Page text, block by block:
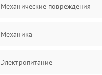
Механические повреждения
Механика
Электропитание